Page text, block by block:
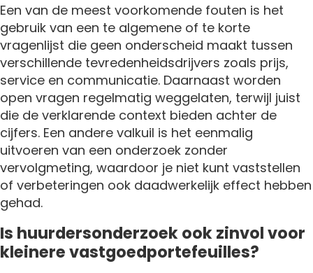
Een van de meest voorkomende fouten is het
gebruik van een te algemene of te korte
vragenlijst die geen onderscheid maakt tussen
verschillende tevredenheidsdrijvers zoals prijs,
service en communicatie. Daarnaast worden
open vragen regelmatig weggelaten, terwijl juist
die de verklarende context bieden achter de
cijfers. Een andere valkuil is het eenmalig
uitvoeren van een onderzoek zonder
vervolgmeting, waardoor je niet kunt vaststellen
of verbeteringen ook daadwerkelijk effect hebben
gehad.
Is huurdersonderzoek ook zinvol voor
kleinere vastgoedportefeuilles?